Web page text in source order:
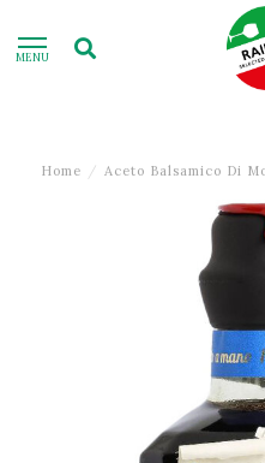
MENU
Home / Aceto Balsamico Di